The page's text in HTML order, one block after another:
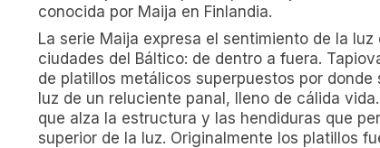
conocida por Maija en Finlandia.
La serie Maija expresa el sentimiento de la
ciudades del Báltico: de dentro a fuera.
de platillos metálicos superpuestos por donde
luz de un reluciente panal, lleno de cálida
que alza la estructura y las hendiduras que
superior de la luz. Originalmente los platillos